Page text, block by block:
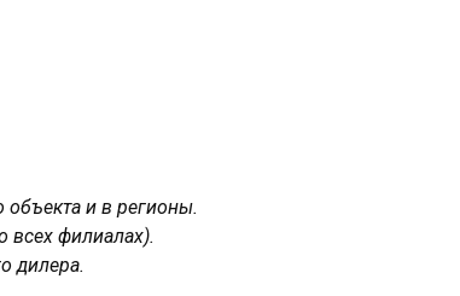
и в регионы.
всех филиалах).
дилера.